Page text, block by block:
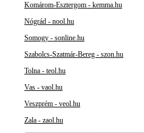
Komárom-Esztergom - kemma.hu
Nógrád - nool.hu
Somogy - sonline.hu
Szabolcs-Szatmár-Bereg - szon.hu
Tolna - teol.hu
Vas - vaol.hu
Veszprém - veol.hu
Zala - zaol.hu